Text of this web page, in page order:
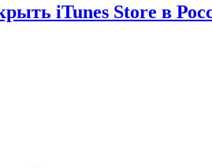
iTunes Store в